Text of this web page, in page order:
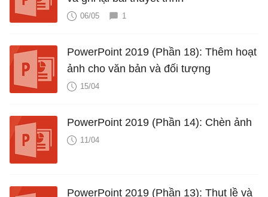
06/05 1
PowerPoint 2019 (Phần 18): Thêm hoạt
ảnh cho văn bản và đối tượng
15/04
PowerPoint 2019 (Phần 14): Chèn ảnh
11/04
PowerPoint 2019 (Phần 13): Thụt lề và